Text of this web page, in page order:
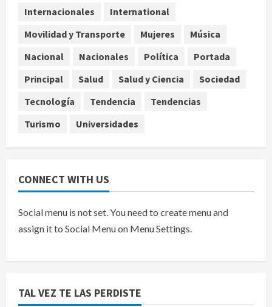
5
Internacionales
International
Movilidad y Transporte
Mujeres
Música
Nacional
Nacionales Política
Portada
Principal
Salud Salud y Ciencia
Sociedad
Tecnología
Tendencia
Tendencias
Turismo
Universidades
CONNECT WITH US
Social menu is not set. You need to create menu and
assign it to Social Menu on Menu Settings.
TAL VEZ TE LAS PERDISTE